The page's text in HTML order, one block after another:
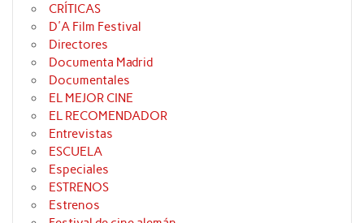
CRÍTICAS
D'A Film Festival
Directores
Documenta Madrid
Documentales
EL MEJOR CINE
EL RECOMENDADOR
Entrevistas
ESCUELA
Especiales
ESTRENOS
Estrenos